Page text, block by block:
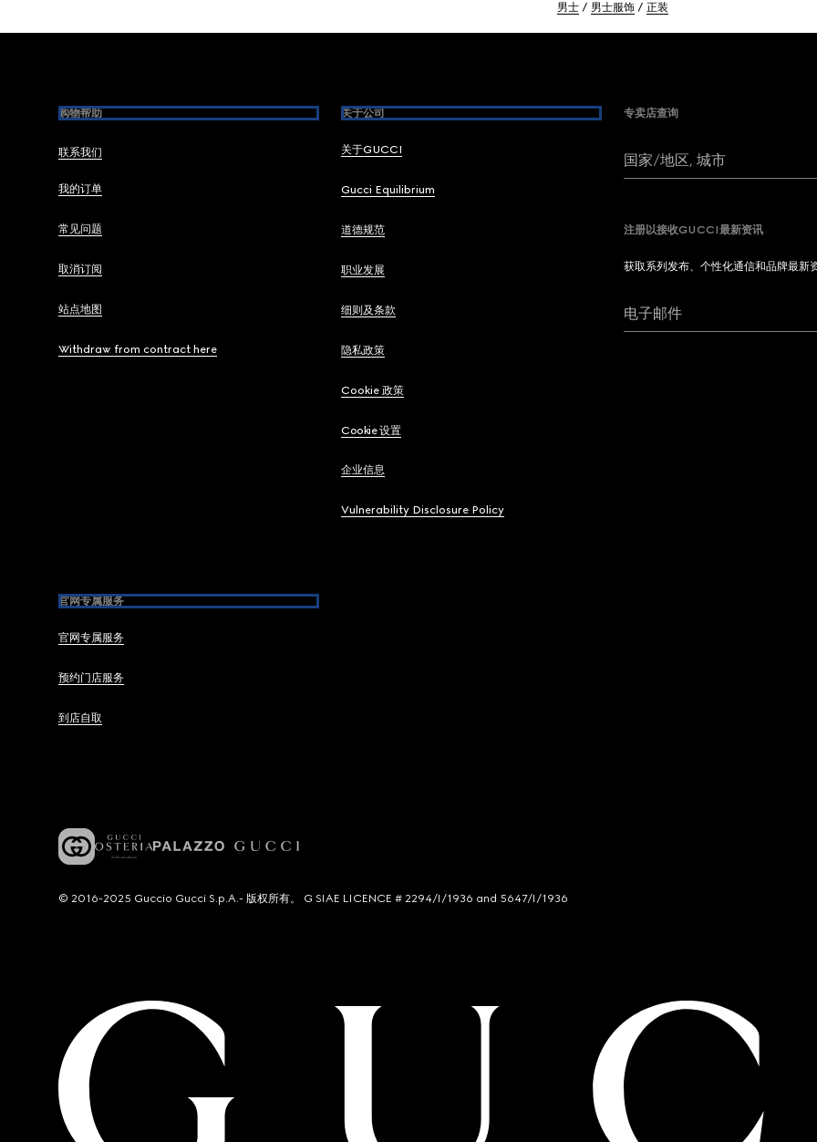
男士 男士服饰 正装
购物帮助
联系我们
我的订单
常见问题
取消订阅
站点地图
Withdraw from contract here
关于公司
关于GUCCI
Gucci Equilibrium
道德规范
职业发展
细则及条款
隐私政策
Cookie 政策
Cookie 设置
企业信息
Vulnerability Disclosure Policy
官网专属服务
官网专属服务
预约门店服务
到店自取
专卖店查询
国家/地区, 城市
注册以接收GUCCI最新资讯
获取系列发布、个性化通信和品牌最新
电子邮件
© 2016-2025 Guccio Gucci S.p.A.- 版权所有。 G SIAE LICENCE # 2294/I/1936 and 5647/I/1936